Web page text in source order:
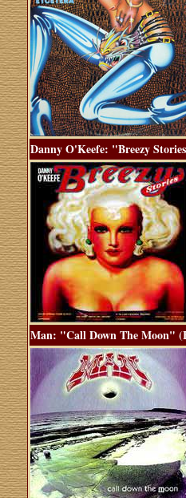
Danny O'Keefe: "Breezy
Man: "Call Down The Moon"